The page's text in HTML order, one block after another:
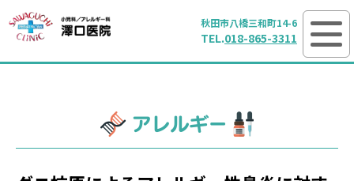
澤口医院 小児科／
秋田市八橋三和町14-6
TEL.018-865-3311